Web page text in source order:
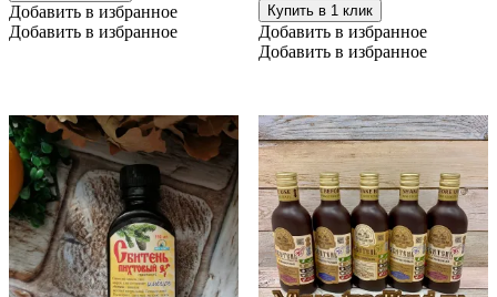
Добавить в избранное
Добавить в избранное
Купить в 1 клик
Добавить в избранное
Добавить в избранное